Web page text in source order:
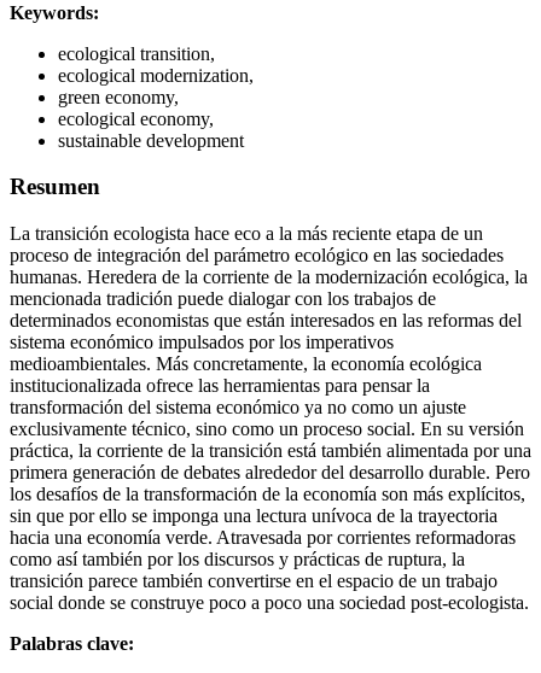
Keywords:
ecological transition,
ecological modernization,
green economy,
ecological economy,
sustainable development
Resumen
La transición ecologista hace eco a la más reciente etapa de un
proceso de integración del parámetro ecológico en las sociedades
humanas. Heredera de la corriente de la modernización ecológica, la
mencionada tradición puede dialogar con los trabajos de
determinados economistas que están interesados en las reformas del
sistema económico impulsados por los imperativos
medioambientales. Más concretamente, la economía ecológica
institucionalizada ofrece las herramientas para pensar la
transformación del sistema económico ya no como un ajuste
exclusivamente técnico, sino como un proceso social. En su versión
práctica, la corriente de la transición está también alimentada por una
primera generación de debates alrededor del desarrollo durable. Pero
los desafíos de la transformación de la economía son más explícitos,
sin que por ello se imponga una lectura unívoca de la trayectoria
hacia una economía verde. Atravesada por corrientes reformadoras
como así también por los discursos y prácticas de ruptura, la
transición parece también convertirse en el espacio de un trabajo
social donde se construye poco a poco una sociedad post-ecologista.
Palabras clave: